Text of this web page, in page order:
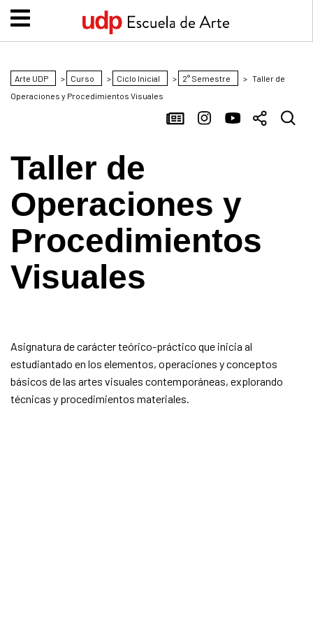
Arte UDP > Curso > Ciclo Inicial > 2° Semestre > Taller de
Operaciones y Procedimientos Visuales
Taller de
Operaciones y
Procedimientos
Visuales
Asignatura de carácter teórico-práctico que inicia al
estudiantado en los elementos, operaciones y conceptos
básicos de las artes visuales contemporáneas, explorando
técnicas y procedimientos materiales.